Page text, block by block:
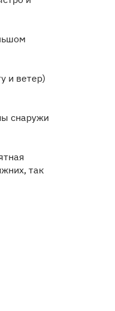
и ветер)
снаружи
так